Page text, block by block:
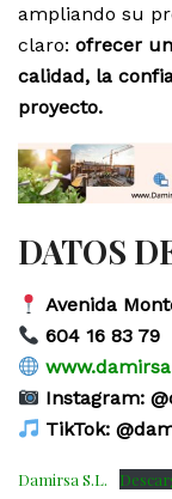
ampliando su
claro: ofrecer
calidad, la
proyecto.
DATOS
Avenida
604 16 83 79
Instagram:
TikTok:
Damirsa S.L.